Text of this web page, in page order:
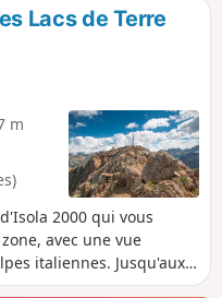
della
et
Lacs de Terre
m
2000 qui vous
avec une vue
italiennes. Jusqu'aux
à la Baisse du Druos, ce